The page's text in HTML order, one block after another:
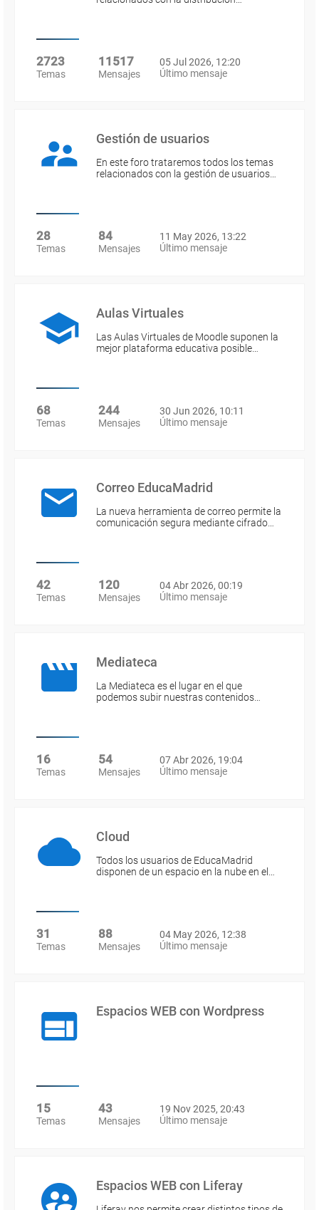
2723
Temas
11517
Mensajes
05 Jul 2026, 12:20
Último mensaje
Gestión de usuarios
En este foro trataremos todos los temas
relacionados con la gestión de usuarios…
28
Temas
84
Mensajes
11 May 2026, 13:22
Último mensaje
Aulas Virtuales
Las Aulas Virtuales de Moodle suponen la
mejor plataforma educativa posible…
68
Temas
244
Mensajes
30 Jun 2026, 10:11
Último mensaje
Correo EducaMadrid
La nueva herramienta de correo permite la
comunicación segura mediante cifrado…
42
Temas
120
Mensajes
04 Abr 2026, 00:19
Último mensaje
Mediateca
La Mediateca es el lugar en el que
podemos subir nuestras contenidos…
16
Temas
54
Mensajes
07 Abr 2026, 19:04
Último mensaje
Cloud
Todos los usuarios de EducaMadrid
disponen de un espacio en la nube en el…
31
Temas
88
Mensajes
04 May 2026, 12:38
Último mensaje
Espacios WEB con Wordpress
15
Temas
43
Mensajes
19 Nov 2025, 20:43
Último mensaje
Espacios WEB con Liferay